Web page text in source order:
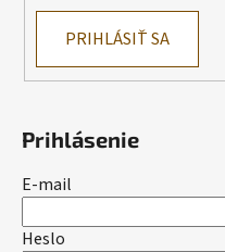
PRIHLÁSIŤ SA
Prihlásenie
E-mail
Heslo